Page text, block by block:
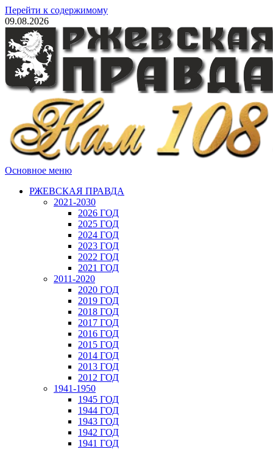
Перейти к содержимому
09.08.2026
Основное меню
РЖЕВСКАЯ ПРАВДА
2021-2030
2026 ГОД
2025 ГОД
2024 ГОД
2023 ГОД
2022 ГОД
2021 ГОД
2011-2020
2020 ГОД
2019 ГОД
2018 ГОД
2017 ГОД
2016 ГОД
2015 ГОД
2014 ГОД
2013 ГОД
2012 ГОД
1941-1950
1945 ГОД
1944 ГОД
1943 ГОД
1942 ГОД
1941 ГОД